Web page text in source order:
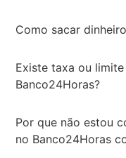
Como sacar
Existe taxa ou
Banco24Horas?
Por que não estou
no Banco24Horas